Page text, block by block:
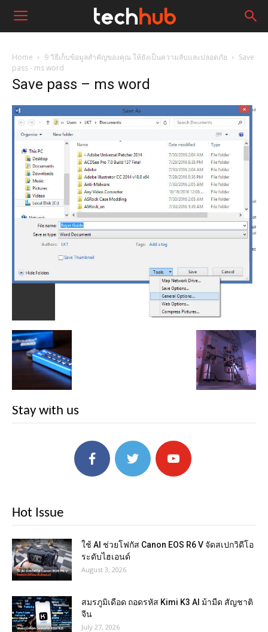
Home 9 วิธีเก็บข้อมูลสำคัญของคุณ ให้ยังเป็นความลับและปลอดภัย
Save
pass - ms word
Save pass – ms word
Stay with us
Hot Issue
ใช้ AI ช่วยโฟกัส Canon EOS R6 V จัดสเปกวิดีโอ
ระดับไฮเอนด์
August 3, 2026
สมรภูมิเดือด ถอดรหัส Kimi K3 AI ม้ามืด สัญชาติ
จีน
July 27, 2026